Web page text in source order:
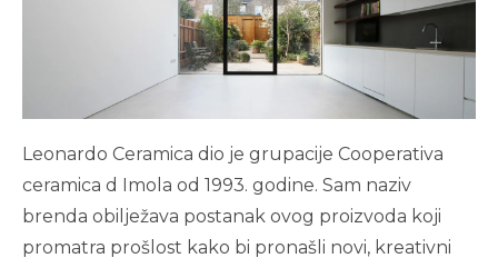
Leonardo Ceramica dio je grupacije Cooperativa
ceramica d Imola od 1993. godine. Sam naziv
brenda obilježava postanak ovog proizvoda koji
promatra prošlost kako bi pronašli novi, kreativni